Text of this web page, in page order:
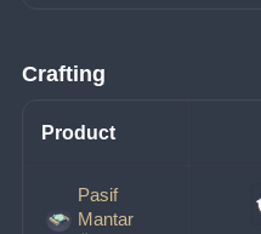
Crafting
Product
Pasif
Mantar